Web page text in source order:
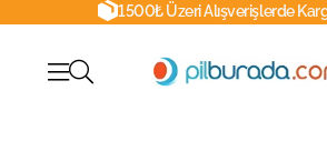
1500₺ Üzeri Alışverişlerde